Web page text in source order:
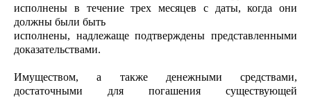
исполнены в течение трех месяцев с даты, когда они
должны были быть
исполнены, надлежаще подтверждены представленными
доказательствами.
Имуществом, а также денежными средствами,
достаточными для погашения существующей